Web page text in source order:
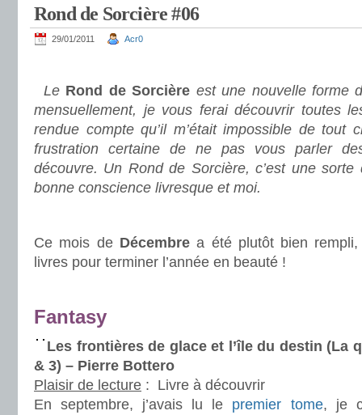
Rond de Sorcière #06
29/01/2011 Acr0
Le Rond de Sorcière est une nouvelle forme
mensuellement, je vous ferai découvrir toutes
rendue compte qu’il m’était impossible de tout
frustration certaine de ne pas vous parler
découvre. Un Rond de Sorcière, c’est une
bonne conscience livresque et moi.
Ce mois de Décembrea été plutôt bien
livres pour terminer l’année en beauté !
Fantasy
Les frontières de glace et l’île du destin (La
& 3) – Pierre Bottero
Plaisir de lecture : Livre à découvrir
En septembre, j’avais lu le premier tome, je